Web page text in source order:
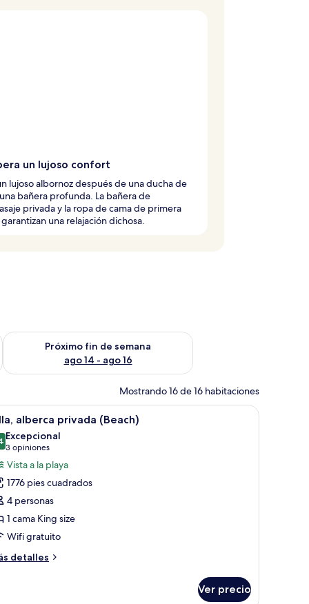
un lujoso confort
lujoso albornoz después de una ducha de
bañera profunda. La bañera de
privada y la ropa de cama de primera
una relajación dichosa.
semana ago 7 - ago 9
Próximo fin de semana
ago 14 - ago 16
Consulta la disponibilidad para el próximo fin de semana ago
Mostrando 16 de 16 habitaciones
bambú y vistas a zonas verdes.
un lavabo y un mueble de tocador.Amplia habitación con una cama grande,
27 alberca privada (Beach)
de 10
Excepcional
3 opiniones
(3
opiniones)
Vista a la playa
1776 pies cuadrados
4 personas
1 cama King size
Wifi gratuito
detalles
Ver precio